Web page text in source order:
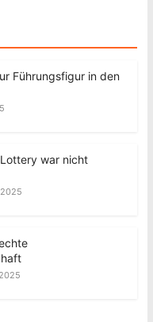
Führungsfigur in den
war nicht